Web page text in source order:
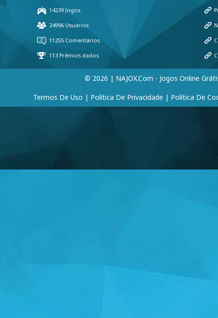
© 2026 | NAJOX.com - Jogos Online
Termos De Uso | Política De Privacidade | Política De